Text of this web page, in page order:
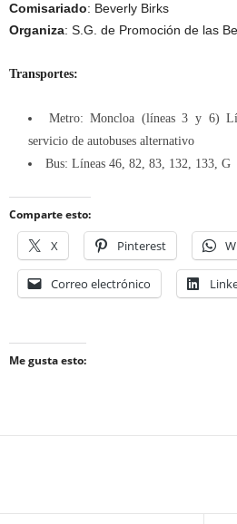
Comisariado: Beverly Birks
Organiza: S.G. de Promoción de las
Transportes:
Metro: Moncloa (líneas 3 y 6)
servicio de autobuses alternativo
Bus: Líneas 46, 82, 83, 132, 133, G
Comparte esto:
X Pinterest
Correo electrónico
Me gusta esto: